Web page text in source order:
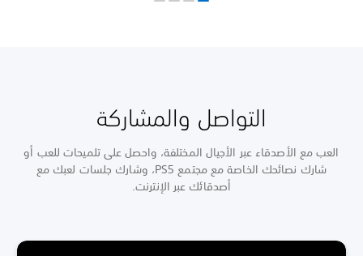
التواصل والمشاركة
العب مع الأصدقاء عبر الأجيال المختلفة، واحصل على تلميحات للعب أو
شارك نصائحك الخاصة مع مجتمع PS5، وشارك جلسات لعبك مع
أصدقائك عبر الإنترنت.